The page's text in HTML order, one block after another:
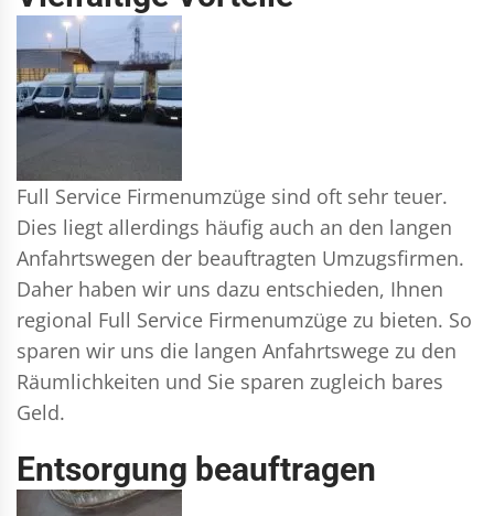
Full Service Firmenumzüge sind oft sehr teuer.
Dies liegt allerdings häufig auch an den langen
Anfahrtswegen der beauftragten Umzugsfirmen.
Daher haben wir uns dazu entschieden, Ihnen
regional Full Service Firmenumzüge zu bieten. So
sparen wir uns die langen Anfahrtswege zu den
Räumlichkeiten und Sie sparen zugleich bares
Geld.
Entsorgung beauftragen